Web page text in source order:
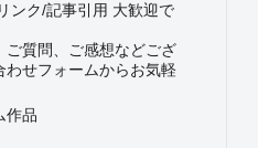
ンク/記事引用 大歓迎で
ご質問、ご感想などござ
わせフォームからお気軽
作品